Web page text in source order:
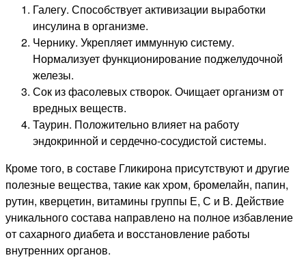
Галегу. Способствует активизации выработки
инсулина в организме.
Чернику. Укрепляет иммунную систему.
Нормализует функционирование поджелудочной
железы.
Сок из фасолевых створок. Очищает организм от
вредных веществ.
Таурин. Положительно влияет на работу
эндокринной и сердечно-сосудистой системы.
Кроме того, в составе Гликирона присутствуют и другие
полезные вещества, такие как хром, бромелайн, папин,
рутин, кверцетин, витамины группы Е, С и В. Действие
уникального состава направлено на полное избавление
от сахарного диабета и восстановление работы
внутренних органов.